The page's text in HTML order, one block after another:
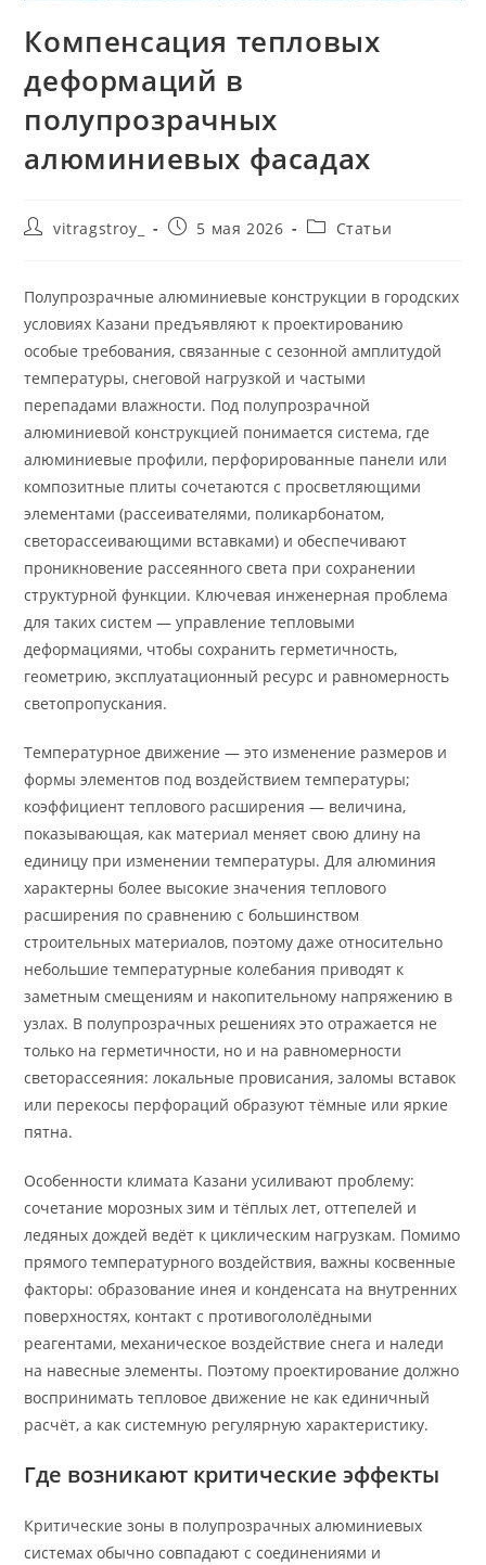
Компенсация тепловых
деформаций в
полупрозрачных
алюминиевых фасадах
Авторvitragstroy_
Запись5 мая 2026
Рубрика
Статьи
Полупрозрачные алюминиевые конструкции в городских
условиях Казани предъявляют к проектированию
особые требования, связанные с сезонной амплитудой
температуры, снеговой нагрузкой и частыми
перепадами влажности. Под полупрозрачной
алюминиевой конструкцией понимается система, где
алюминиевые профили, перфорированные панели или
композитные плиты сочетаются с просветляющими
элементами (рассеивателями, поликарбонатом,
светорассеивающими вставками) и обеспечивают
проникновение рассеянного света при сохранении
структурной функции. Ключевая инженерная проблема
для таких систем — управление тепловыми
деформациями, чтобы сохранить герметичность,
геометрию, эксплуатационный ресурс и равномерность
светопропускания.
Температурное движение — это изменение размеров и
формы элементов под воздействием температуры;
коэффициент теплового расширения — величина,
показывающая, как материал меняет свою длину на
единицу при изменении температуры. Для алюминия
характерны более высокие значения теплового
расширения по сравнению с большинством
строительных материалов, поэтому даже относительно
небольшие температурные колебания приводят к
заметным смещениям и накопительному напряжению в
узлах. В полупрозрачных решениях это отражается не
только на герметичности, но и на равномерности
светорассеяния: локальные провисания, заломы вставок
или перекосы перфораций образуют тёмные или яркие
пятна.
Особенности климата Казани усиливают проблему:
сочетание морозных зим и тёплых лет, оттепелей и
ледяных дождей ведёт к циклическим нагрузкам. Помимо
прямого температурного воздействия, важны косвенные
факторы: образование инея и конденсата на внутренних
поверхностях, контакт с противогололёдными
реагентами, механическое воздействие снега и наледи
на навесные элементы. Поэтому проектирование должно
воспринимать тепловое движение не как единичный
расчёт, а как системную регулярную характеристику.
Где возникают критические эффекты
Критические зоны в полупрозрачных алюминиевых
системах обычно совпадают с соединениями и